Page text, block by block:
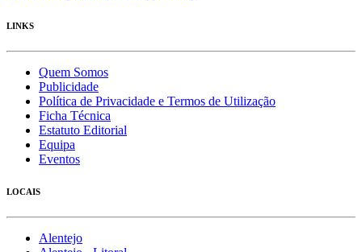
LINKS
Quem Somos
Publicidade
Política de Privacidade e Termos de Utilização
Ficha Técnica
Estatuto Editorial
Equipa
Eventos
LOCAIS
Alentejo